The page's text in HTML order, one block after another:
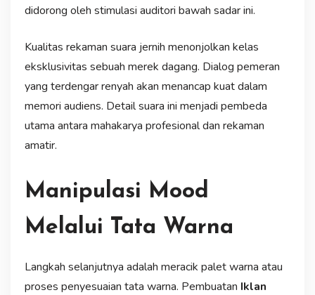
didorong oleh stimulasi auditori bawah sadar ini.
Kualitas rekaman suara jernih menonjolkan kelas
eksklusivitas sebuah merek dagang. Dialog pemeran
yang terdengar renyah akan menancap kuat dalam
memori audiens. Detail suara ini menjadi pembeda
utama antara mahakarya profesional dan rekaman
amatir.
Manipulasi Mood
Melalui Tata Warna
Langkah selanjutnya adalah meracik palet warna atau
proses penyesuaian tata warna. Pembuatan Iklan